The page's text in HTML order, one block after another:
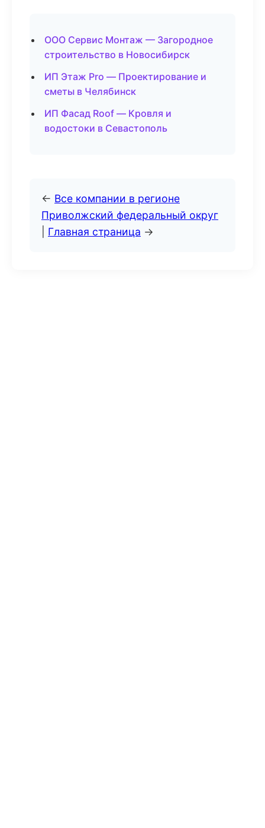
ООО Сервис Монтаж — Загородное
строительство в Новосибирск
ИП Этаж Pro — Проектирование и
сметы в Челябинск
ИП Фасад Roof — Кровля и
водостоки в Севастополь
← Все компании в регионе
Приволжский федеральный округ
Главная страница →